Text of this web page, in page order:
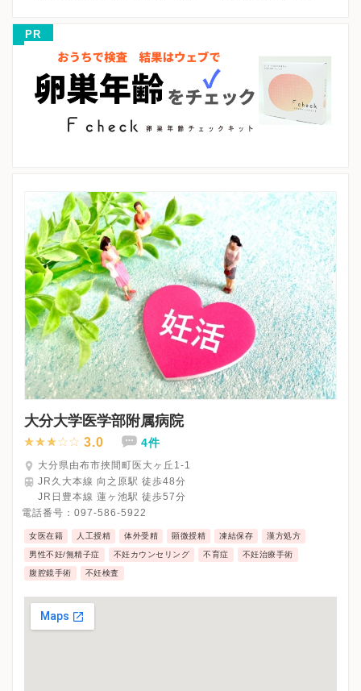
PR
大分大学医学部附属病院
3.0 4件
大分県由布市挾間町医大ヶ丘1-1
JR久大本線 向之原駅 徒歩48分
JR日豊本線 蓮ヶ池駅 徒歩57分
電話番号： 097-586-5922
女医在籍 人工授精 体外受精 顕微授精 凍結保存 漢方処方
男性不妊/無精子症 不妊カウンセリング 不育症 不妊治療手術
腹腔鏡手術 不妊検査